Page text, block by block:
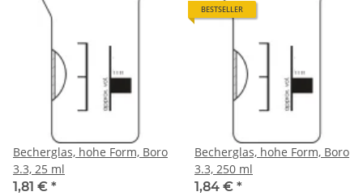
Becherglas, hohe Form, Boro
3.3, 25 ml
1,81 € *
BESTSELLER
Becherglas, hohe Form, Boro
3.3, 250 ml
1,84 € *